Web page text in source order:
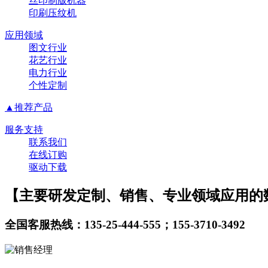
印刷压纹机
应用领域
图文行业
花艺行业
电力行业
个性定制
▲推荐产品
服务支持
联系我们
在线订购
驱动下载
【主要研发定制、销售、专业领域应用的
全国客服热线：135-25-444-555；155-3710-3492